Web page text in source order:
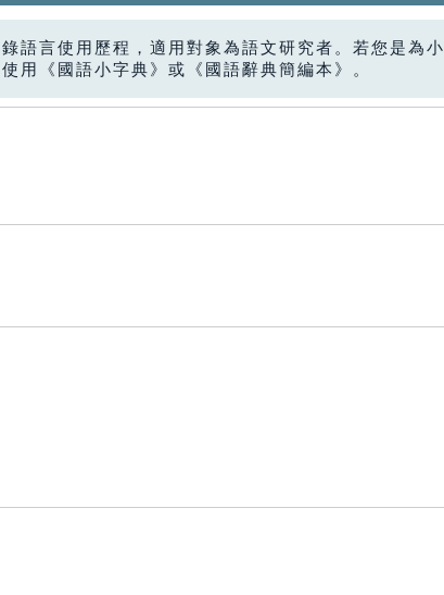
語言使用歷程，適用對象為語文研究者。若您是為小
用《國語小字典》或《國語辭典簡編本》。